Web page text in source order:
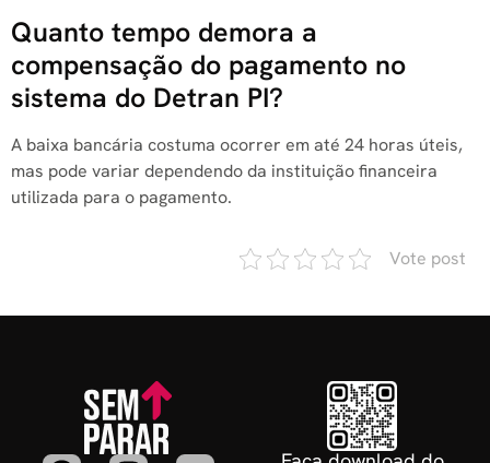
Quanto tempo demora a
compensação do pagamento no
sistema do Detran PI?
A baixa bancária costuma ocorrer em até 24 horas úteis,
mas pode variar dependendo da instituição financeira
utilizada para o pagamento.
Vote post